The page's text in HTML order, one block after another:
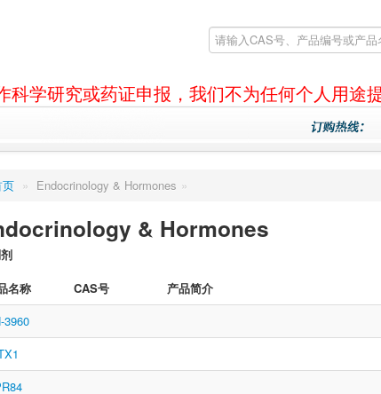
科学研究或药证申报，我们不为任何个人用途
» Endocrinology & Hormones »
& Hormones
名称
CAS号
产品简介
3960